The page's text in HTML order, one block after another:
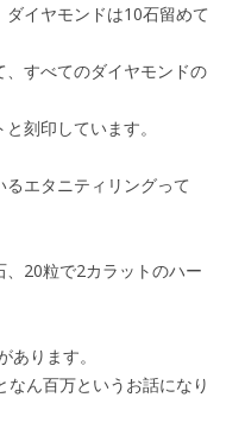
イヤモンドは10石留めて
すべてのダイヤモンドの
刻印しています。
エタニティリングって
20粒で2カラットのハー
あります。
ん百万というお話になり